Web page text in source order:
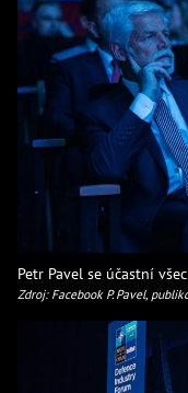
Petr Pavel se účastní
Zdroj: Facebook P. Pavel,